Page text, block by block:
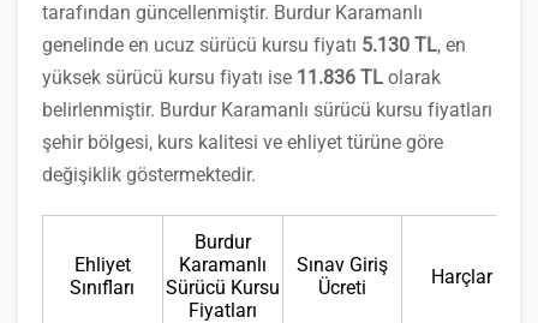
tarafından güncellenmiştir. Burdur Karamanlı
genelinde en ucuz sürücü kursu fiyatı 5.130 TL, en
yüksek sürücü kursu fiyatı ise 11.836 TL olarak
belirlenmiştir. Burdur Karamanlı sürücü kursu fiyatları
şehir bölgesi, kurs kalitesi ve ehliyet türüne göre
değişiklik göstermektedir.
Ehliyet
Sınıfları
Burdur
Karamanlı
Sürücü Kursu
Fiyatları
Sınav Giriş
Ücreti
Harçlar